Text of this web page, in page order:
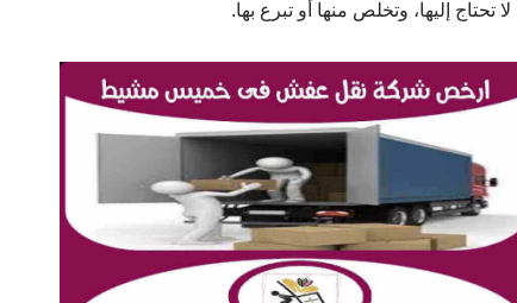
تحتاج إليها، وتخلص منها أو تبرع بها.